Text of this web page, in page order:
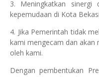
3. Meningkatkan
kepemudaan di Kota
4. Jika Pemerintah tidak
kami mengecam dan akan
oleh kami.
Dengan pembentukan